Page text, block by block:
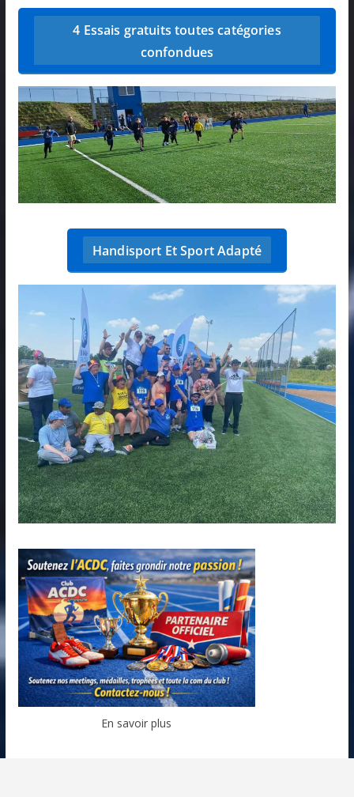
4 Essais gratuits toutes catégories
confondues
Handisport Et Sport Adapté
En savoir plus